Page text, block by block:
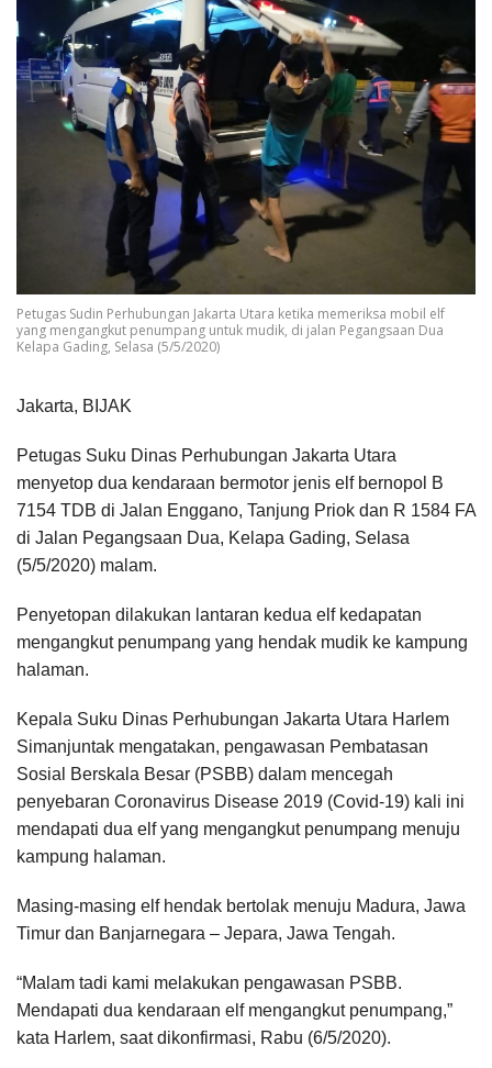
Petugas Sudin Perhubungan Jakarta Utara ketika memeriksa mobil elf
yang mengangkut penumpang untuk mudik, di jalan Pegangsaan Dua
Kelapa Gading, Selasa (5/5/2020)
Jakarta, BIJAK
Petugas Suku Dinas Perhubungan Jakarta Utara
menyetop dua kendaraan bermotor jenis elf bernopol B
7154 TDB di Jalan Enggano, Tanjung Priok dan R 1584 FA
di Jalan Pegangsaan Dua, Kelapa Gading, Selasa
(5/5/2020) malam.
Penyetopan dilakukan lantaran kedua elf kedapatan
mengangkut penumpang yang hendak mudik ke kampung
halaman.
Kepala Suku Dinas Perhubungan Jakarta Utara Harlem
Simanjuntak mengatakan, pengawasan Pembatasan
Sosial Berskala Besar (PSBB) dalam mencegah
penyebaran Coronavirus Disease 2019 (Covid-19) kali ini
mendapati dua elf yang mengangkut penumpang menuju
kampung halaman.
Masing-masing elf hendak bertolak menuju Madura, Jawa
Timur dan Banjarnegara – Jepara, Jawa Tengah.
“Malam tadi kami melakukan pengawasan PSBB.
Mendapati dua kendaraan elf mengangkut penumpang,”
kata Harlem, saat dikonfirmasi, Rabu (6/5/2020).